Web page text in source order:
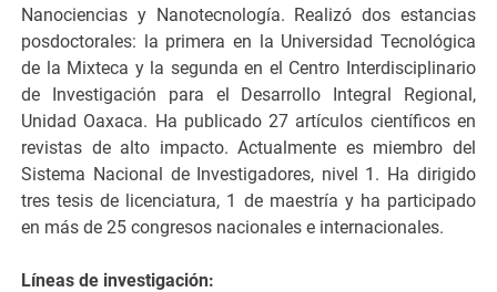
Nanociencias y Nanotecnología. Realizó dos estancias
posdoctorales: la primera en la Universidad Tecnológica
de la Mixteca y la segunda en el Centro Interdisciplinario
de Investigación para el Desarrollo Integral Regional,
Unidad Oaxaca. Ha publicado 27 artículos científicos en
revistas de alto impacto. Actualmente es miembro del
Sistema Nacional de Investigadores, nivel 1. Ha dirigido
tres tesis de licenciatura, 1 de maestría y ha participado
en más de 25 congresos nacionales e internacionales.
Líneas de investigación: